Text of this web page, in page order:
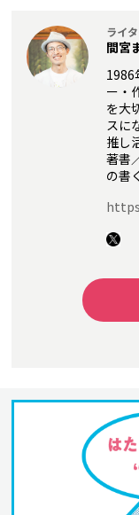
ライ
間宮
1986
ー・
を大
スに
推し
著書
の書